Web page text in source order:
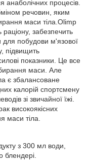
анаболічних процесів.
речовин, яким
маси тіла.Olimp
забезпечить
для побудови м'язової
підвищить
показники. Це все
маси. Але
є збалансоване
калорій спортсмену
зі звичайної їжі.
високоякісних
маси тіла.
з 300 мл води,
блендері.